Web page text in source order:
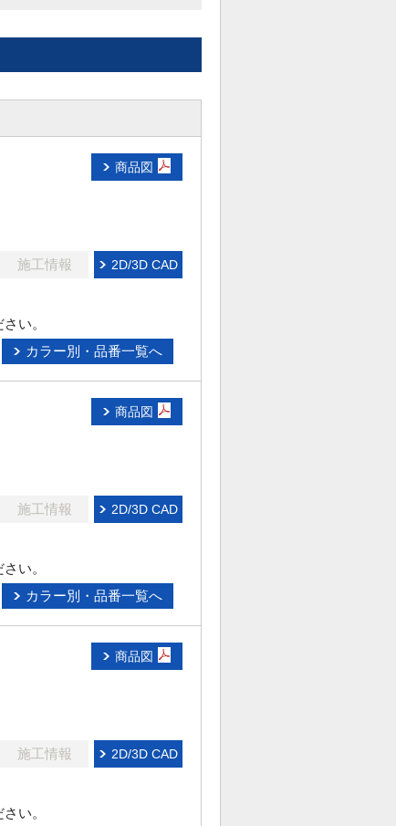
商品図
施工情報 2D/3D CAD
い。
カラー別・品番一覧へ
商品図
施工情報 2D/3D CAD
い。
カラー別・品番一覧へ
商品図
施工情報 2D/3D CAD
い。